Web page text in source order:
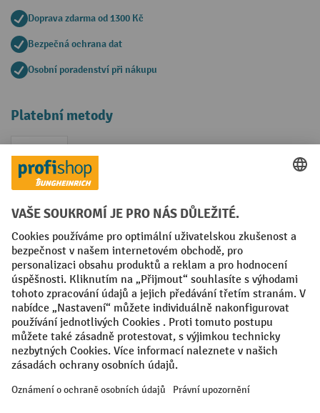
Doprava zdarma od 1300 Kč
Bezpečná ochrana dat
Osobní poradenství při nákupu
Platební metody
Faktura
Sociální sítě
Facebook
YouTubeLinkedIn
VODP Otisk
Prohlášení o ochraně osobních údajů
Nastavení ochrany osobních údajů
All prices excl. VAT plusshipping costsand possible delivery charges,